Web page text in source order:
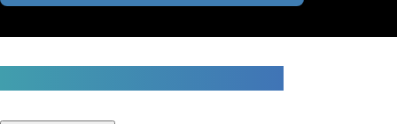
1 centro auditivo en Ahigal